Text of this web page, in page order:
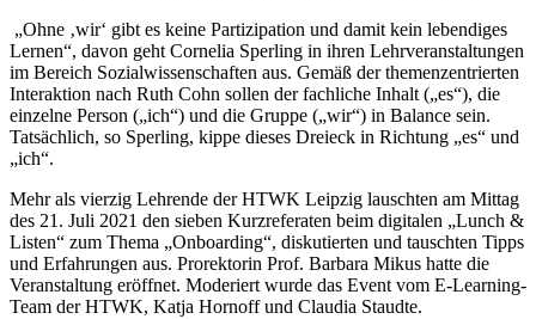
„Ohne ‚wir‘ gibt es keine Partizipation und damit kein lebendiges
Lernen“, davon geht Cornelia Sperling in ihren Lehrveranstaltungen
im Bereich Sozialwissenschaften aus. Gemäß der themenzentrierten
Interaktion nach Ruth Cohn sollen der fachliche Inhalt („es“), die
einzelne Person („ich“) und die Gruppe („wir“) in Balance sein.
Tatsächlich, so Sperling, kippe dieses Dreieck in Richtung „es“ und
„ich“.
Mehr als vierzig Lehrende der HTWK Leipzig lauschten am Mittag
des 21. Juli 2021 den sieben Kurzreferaten beim digitalen „Lunch &
Listen“ zum Thema „Onboarding“, diskutierten und tauschten Tipps
und Erfahrungen aus. Prorektorin Prof. Barbara Mikus hatte die
Veranstaltung eröffnet. Moderiert wurde das Event vom E-Learning-
Team der HTWK, Katja Hornoff und Claudia Staudte.